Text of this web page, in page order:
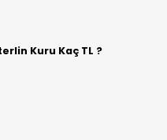
Kuru Kaç TL ?